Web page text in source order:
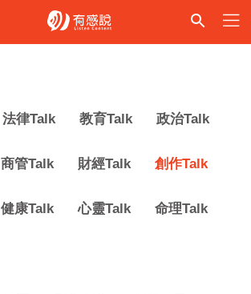
法律Talk 教育Talk 政治Talk
商管Talk 財經Talk 創作Talk
健康Talk 心靈Talk 命理Talk